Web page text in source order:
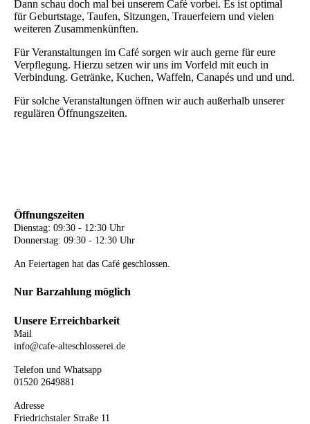
Dann schau doch mal bei unserem Café vorbei. Es ist optimal
für Geburtstage, Taufen, Sitzungen, Trauerfeiern und vielen
weiteren Zusammenkünften.
Für Veranstaltungen im Café sorgen wir auch gerne für eure
Verpflegung. Hierzu setzen wir uns im Vorfeld mit euch in
Verbindung. Getränke, Kuchen, Waffeln, Canapés und und und.
Für solche Veranstaltungen öffnen wir auch außerhalb unserer
regulären Öffnungszeiten.
Öffnungszeiten
Dienstag: 09:30 - 12:30 Uhr
Donnerstag: 09:30 - 12:30 Uhr
An Feiertagen hat das Café geschlossen.
Nur Barzahlung möglich
Unsere Erreichbarkeit
Mail
info@cafe-alteschlosserei.de
Telefon und Whatsapp
01520 2649881
Adresse
Friedrichstaler Straße 11